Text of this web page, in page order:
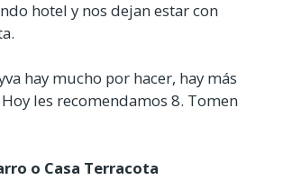
hotel y nos dejan estar con
hay mucho por hacer, hay más
les recomendamos 8. Tomen
o Casa Terracota